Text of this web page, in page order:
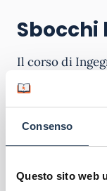
Consenso
Questo sito web
Il corso di
prepara alle
Tecnici gestori
reti e di